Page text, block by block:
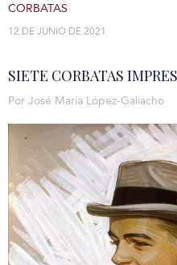
SIETE CORBATAS
12 DE JUNIO DE 2021
CORBATAS
Por José María López-Galiacho